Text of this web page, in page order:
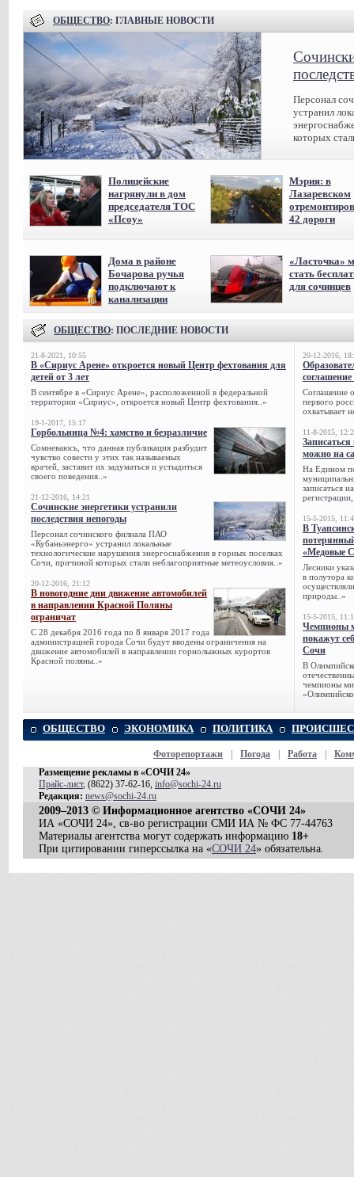
ОБЩЕСТВО: ГЛАВНЫЕ НОВОСТИ
Персонал
устранил
которых
Полицейские
нагрянули в дом
председателя ТОС
«Псоу»
Мэрия: в
Лазаревском
42 дороги
Дома в районе
Бочарова ручья
подключают к
канализации
«Ласточка»
стать
для сочинцев
ОБЩЕСТВО: ПОСЛЕДНИЕ НОВОСТИ
21-8-2021, 10:55
В «Сириус Арене» откроется новый Центр фехтования для
детей от 3 лет
В сентябре в «Сириус Арене», расположенной в федеральной
территории «Сириус», откроется новый Центр фехтования..»
19-1-2017, 15:17
Горбольница №4: хамство и безразличие
Сомневаюсь, что данная публикация разбудит
чувство совести у этих так называемых
врачей, заставит их задуматься и устыдиться
своего поведения..»
21-12-2016, 14:21
Сочинские энергетики устранили
последствия непогоды
Персонал сочинского филиала ПАО
«Кубаньэнерго» устранил локальные
технологические нарушения энергоснабжения в горных поселках
Сочи, при­чиной которых стали неблагоприятные метеоусловия..»
20-12-2016, 21:12
В новогодние дни движение автомобилей
в направлении Красной Поляны
ограничат
С 28 декабря 2016 года по 8 января 2017 года
администрацией города Сочи будут вводены ограничения на
движение автомобилей в направлении горнолыжных курортов
Красной поляны..»
20-12-2016,
соглашение
Соглашение
первого
охватывает
11-8-2015,
Записаться
можно на
На Едином
записаться
15-5-2015,
В
«Медовые
Лесники
в полутора
природы..»
15-5-2015,
Чемпионы
покажут
Сочи
В
чемпионы
ОБЩЕСТВО ЭКОНОМИКА ПОЛИТИКА
Фоторепортажи Погода Работа
Размещение рекламы в «СОЧИ 24»
Прайс-лист, (8622) 37-62-16, info@sochi-24.ru
Редакция: news@sochi-24.ru
2009–2013 © Информационное агентство «СОЧИ 24»
ИА «СОЧИ 24», св-во регистрации СМИ ИА № ФС 77-44763
Материалы агентства могут содержать информацию 18+
При цитировании гиперссылка на «СОЧИ 24» обязательна.